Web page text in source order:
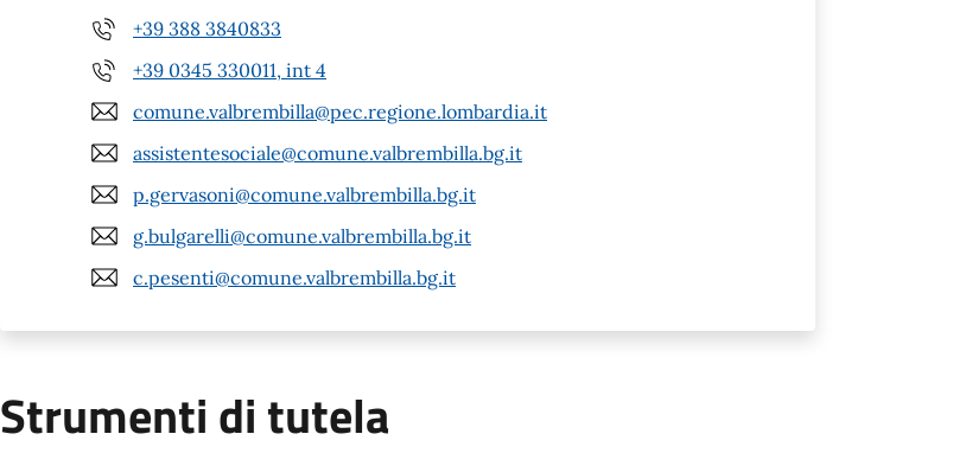
+39 388 3840833
+39 0345 330011, int 4
comune.valbrembilla@pec.regione.lombardia.it
assistentesociale@comune.valbrembilla.bg.it
p.gervasoni@comune.valbrembilla.bg.it
g.bulgarelli@comune.valbrembilla.bg.it
c.pesenti@comune.valbrembilla.bg.it
Strumenti di tutela